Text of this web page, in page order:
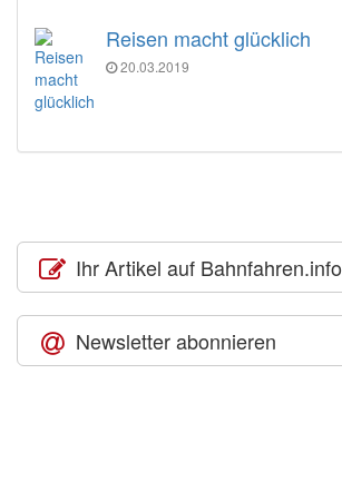
Reisen macht glücklich
20.03.2019
Ihr Artikel auf Bahnfahren.info
Newsletter abonnieren